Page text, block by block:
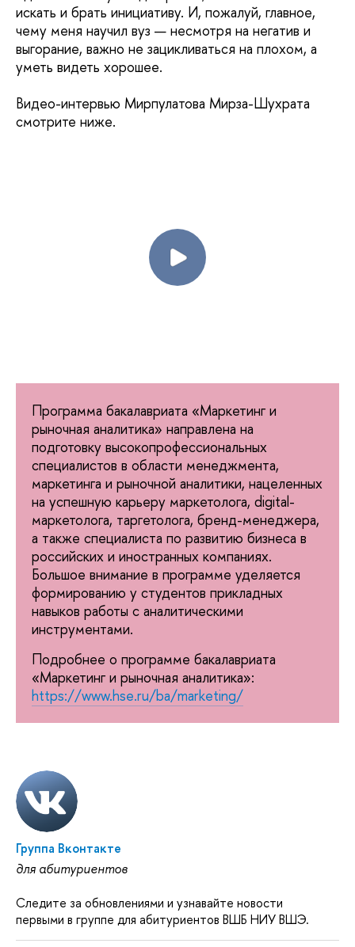
искать и брать инициативу. И, пожалуй, главное,
чему меня научил вуз — несмотря на негатив и
выгорание, важно не зацикливаться на плохом, а
уметь видеть хорошее.
Видео-интервью Мирпулатова Мирза-Шухрата
смотрите ниже.
Программа бакалавриата «Маркетинг и
рыночная аналитика» направлена на
подготовку высокопрофессиональных
специалистов в области менеджмента,
маркетинга и рыночной аналитики, нацеленных
на успешную карьеру маркетолога, digital-
маркетолога, таргетолога, бренд-менеджера,
а также специалиста по развитию бизнеса в
российских и иностранных компаниях.
Большое внимание в программе уделяется
формированию у студентов прикладных
навыков работы с аналитическими
инструментами.
Подробнее о программе бакалавриата
«Маркетинг и рыночная аналитика»:
https://www.hse.ru/ba/marketing/
Группа Вконтакте
для абитуриентов
Следите за обновлениями и узнавайте новости
первыми в группе для абитуриентов ВШБ НИУ ВШЭ.